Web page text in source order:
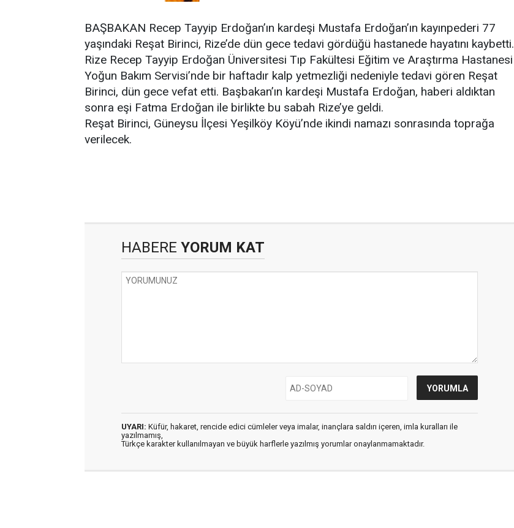
BAŞBAKAN Recep Tayyip Erdoğan’ın kardeşi Mustafa Erdoğan’ın kayınpederi 77
yaşındaki Reşat Birinci, Rize’de dün gece tedavi gördüğü hastanede hayatını kaybetti.
Rize Recep Tayyip Erdoğan Üniversitesi Tıp Fakültesi Eğitim ve Araştırma Hastanesi
Yoğun Bakım Servisi’nde bir haftadır kalp yetmezliği nedeniyle tedavi gören Reşat
Birinci, dün gece vefat etti. Başbakan’ın kardeşi Mustafa Erdoğan, haberi aldıktan
sonra eşi Fatma Erdoğan ile birlikte bu sabah Rize’ye geldi.
Reşat Birinci, Güneysu İlçesi Yeşilköy Köyü’nde ikindi namazı sonrasında toprağa
verilecek.
HABERE YORUM KAT
UYARI: Küfür, hakaret, rencide edici cümleler veya imalar, inançlara saldırı içeren, imla kuralları ile
yazılmamış,
Türkçe karakter kullanılmayan ve büyük harflerle yazılmış yorumlar onaylanmamaktadır.